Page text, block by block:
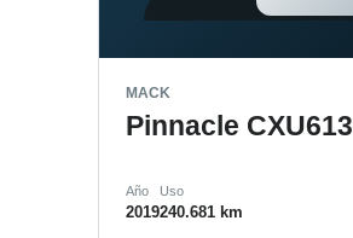
MACK
Pinnacle CXU613
Año
2019
Uso
240.681 km